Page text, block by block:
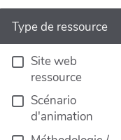
Type de ressource
Site web
ressource
Scénario
d'animation